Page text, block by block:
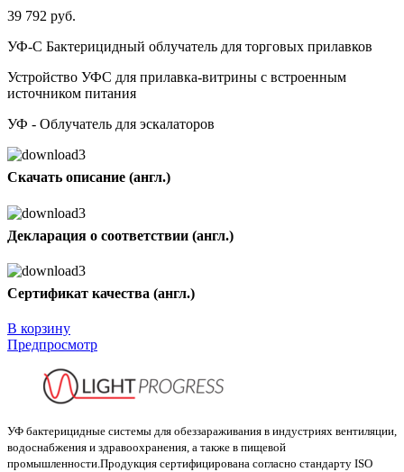
39 792 руб.
УФ-С Бактерицидный облучатель для торговых прилавков
Устройство УФС для прилавка-витрины с встроенным
источником питания
УФ - Облучатель для эскалаторов
Скачать описание (англ.)
Декларация о соответствии (англ.)
Сертификат качества (англ.)
В корзину
Предпросмотр
УФ бактерицидные системы для обеззараживания в индустриях вентиляции,
водоснабжения и здравоохранения, а также в пищевой
промышленности.Продукция сертифицирована согласно стандарту ISO